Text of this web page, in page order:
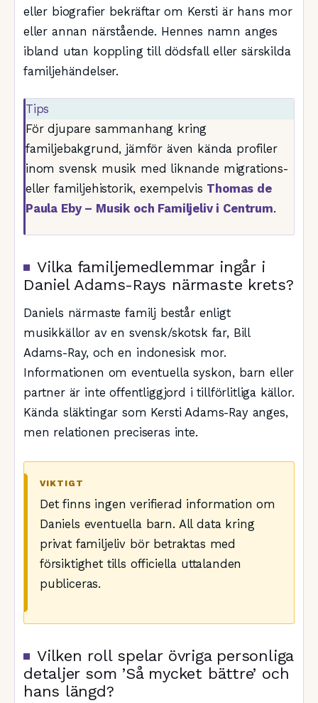
eller biografier bekräftar om Kersti är hans mor
eller annan närstående. Hennes namn anges
ibland utan koppling till dödsfall eller särskilda
familjehändelser.
Tips
För djupare sammanhang kring
familjebakgrund, jämför även kända profiler
inom svensk musik med liknande migrations-
eller familjehistorik, exempelvis Thomas de
Paula Eby – Musik och Familjeliv i Centrum.
Vilka familjemedlemmar ingår i
Daniel Adams-Rays närmaste krets?
Daniels närmaste familj består enligt
musikkällor av en svensk/skotsk far, Bill
Adams-Ray, och en indonesisk mor.
Informationen om eventuella syskon, barn eller
partner är inte offentliggjord i tillförlitliga källor.
Kända släktingar som Kersti Adams-Ray anges,
men relationen preciseras inte.
VIKTIGT
Det finns ingen verifierad information om
Daniels eventuella barn. All data kring
privat familjeliv bör betraktas med
försiktighet tills officiella uttalanden
publiceras.
Vilken roll spelar övriga personliga
detaljer som ’Så mycket bättre’ och
hans längd?